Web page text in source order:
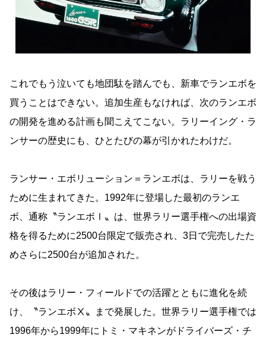
これでもう泣いても地団駄を踏んでも、新車でランエボを
買うことはできない。追加生産もなければ、次のランエボ
の開発を進める計画も聞こえてこない。ラリーイング・ラ
ンサーの歴史にも、ひとたびの幕が引かれたわけだ。
ランサー・エボリューション＝ランエボは、ラリーを戦う
ために生まれてきた。1992年に登場した最初のランエ
ボ、通称〝ランエボⅠ〟は、世界ラリー選手権への出場資
格を得るために2500台限定で販売され、3日で完売したた
めさらに2500台が追加された。
その後はラリー・フィールドでの活躍とともに進化を続
け、〝ランエボⅩ〟まで発展した。世界ラリー選手権では
1996年から1999年にトミ・マキネンがドライバーズ・チ